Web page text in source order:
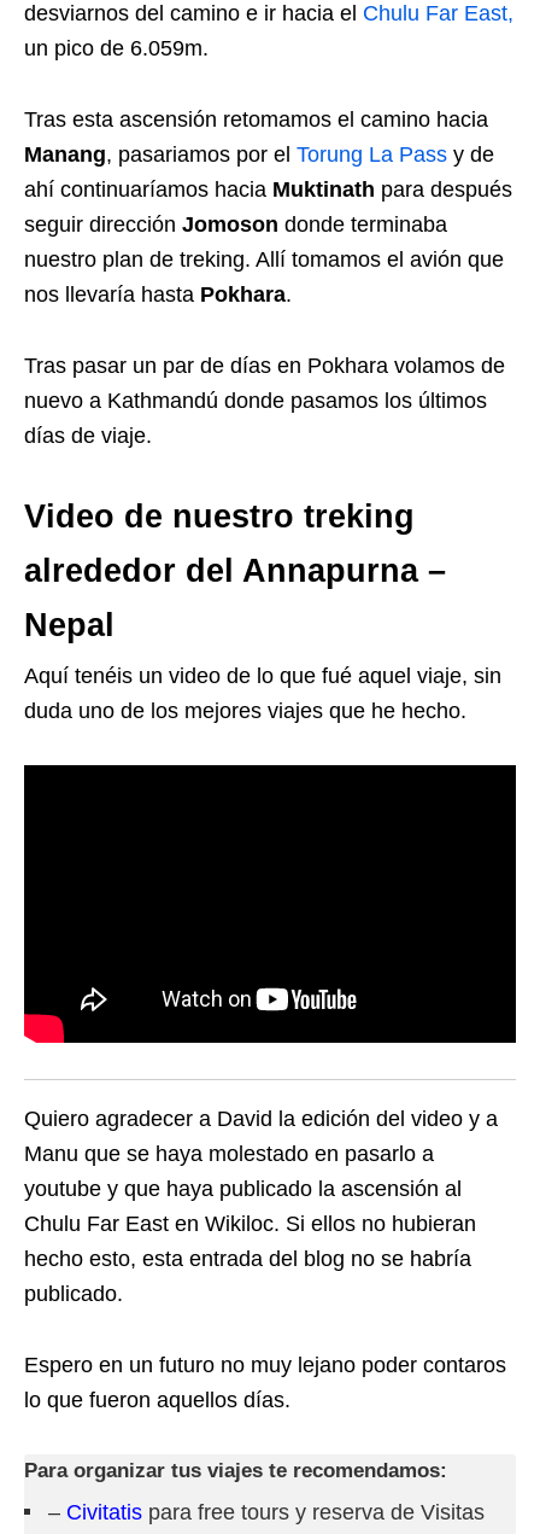
desviarnos del camino e ir hacia el Chulu Far East,
un pico de 6.059m.
Tras esta ascensión retomamos el camino hacia
Manang, pasariamos por el Torung La Pass y de
ahí continuaríamos hacia Muktinath para después
seguir dirección Jomoson donde terminaba
nuestro plan de treking. Allí tomamos el avión que
nos llevaría hasta Pokhara.
Tras pasar un par de días en Pokhara volamos de
nuevo a Kathmandú donde pasamos los últimos
días de viaje.
Video de nuestro treking
alrededor del Annapurna –
Nepal
Aquí tenéis un video de lo que fué aquel viaje, sin
duda uno de los mejores viajes que he hecho.
Quiero agradecer a David la edición del video y a
Manu que se haya molestado en pasarlo a
youtube y que haya publicado la ascensión al
Chulu Far East en Wikiloc. Si ellos no hubieran
hecho esto, esta entrada del blog no se habría
publicado.
Espero en un futuro no muy lejano poder contaros
lo que fueron aquellos días.
Para organizar tus viajes te recomendamos:
– Civitatis para free tours y reserva de Visitas